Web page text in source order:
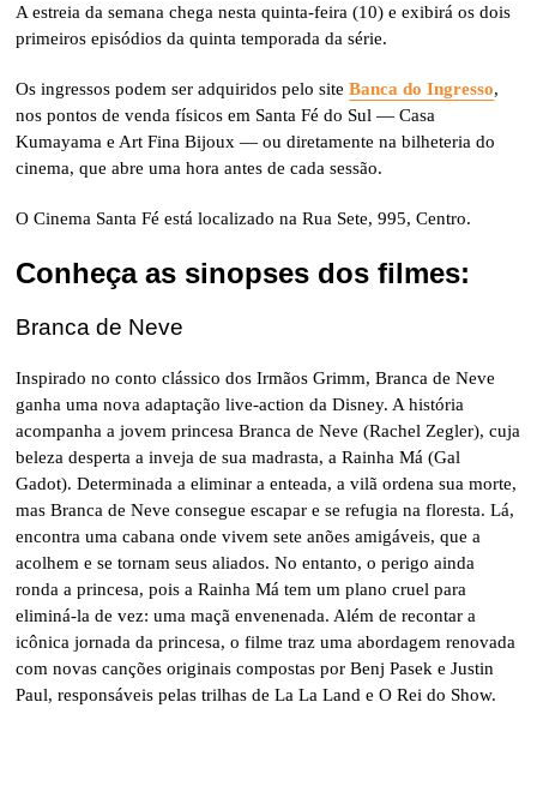
A estreia da semana chega nesta quinta-feira (10) e exibirá os dois
primeiros episódios da quinta temporada da série.
Os ingressos podem ser adquiridos pelo siteBanca do Ingresso,
nos pontos de venda físicos em Santa Fé do Sul — Casa
Kumayama e Art Fina Bijoux — ou diretamente na bilheteria do
cinema, que abre uma hora antes de cada sessão.
O Cinema Santa Fé está localizado na Rua Sete, 995, Centro.
Conheça as sinopses dos filmes:
Branca de Neve
Inspirado no conto clássico dos Irmãos Grimm, Branca de Neve
ganha uma nova adaptação live-action da Disney. A história
acompanha a jovem princesa Branca de Neve (Rachel Zegler), cuja
beleza desperta a inveja de sua madrasta, a Rainha Má (Gal
Gadot). Determinada a eliminar a enteada, a vilã ordena sua morte,
mas Branca de Neve consegue escapar e se refugia na floresta. Lá,
encontra uma cabana onde vivem sete anões amigáveis, que a
acolhem e se tornam seus aliados. No entanto, o perigo ainda
ronda a princesa, pois a Rainha Má tem um plano cruel para
eliminá-la de vez: uma maçã envenenada. Além de recontar a
icônica jornada da princesa, o filme traz uma abordagem renovada
com novas canções originais compostas por Benj Pasek e Justin
Paul, responsáveis pelas trilhas de La La Land e O Rei do Show.